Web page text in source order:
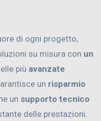
di ogni progetto,
su misura con un
più avanzate
un risparmio
un supporto tecnico
delle prestazioni.